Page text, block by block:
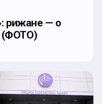
рижане — о
(ФОТО)